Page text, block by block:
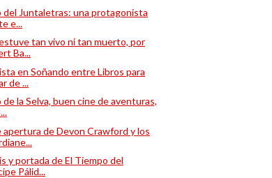
del Juntaletras: una protagonista
e...
estuve tan vivo ni tan muerto, por
Ba...
en Soñando entre Libros para
de ...
de la Selva, buen cine de aventuras,
apertura de Devon Crawford y los
y portada de El Tiempo del
Pálid...